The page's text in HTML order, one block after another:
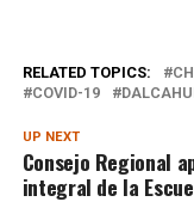
RELATED TOPICS:
COVID-19
UP NEXT
Consejo Regional
integral de la